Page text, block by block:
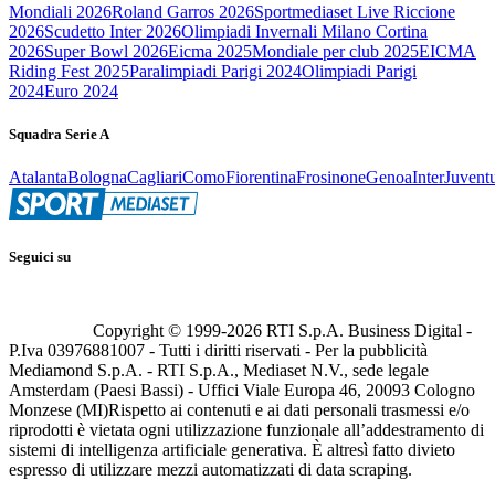
Mondiali 2026Roland Garros 2026Sportmediaset Live Riccione
2026Scudetto Inter 2026Olimpiadi Invernali Milano Cortina
2026Super Bowl 2026Eicma 2025Mondiale per club 2025EICMA
Riding Fest 2025Paralimpiadi Parigi 2024Olimpiadi Parigi
2024Euro 2024
Squadra Serie A
AtalantaBolognaCagliariComoFiorentinaFrosinoneGenoaInter
Seguici su
Copyright © 1999-2026 RTI S.p.A. Business Digital -
P.Iva 03976881007 - Tutti i diritti riservati - Per la pubblicità
Mediamond S.p.A. - RTI S.p.A., Mediaset N.V., sede legale
Amsterdam (Paesi Bassi) - Uffici Viale Europa 46, 20093 Cologno
Monzese (MI)Rispetto ai contenuti e ai dati personali trasmessi e/o
riprodotti è vietata ogni utilizzazione funzionale all’addestramento di
sistemi di intelligenza artificiale generativa. È altresì fatto divieto
espresso di utilizzare mezzi automatizzati di data scraping.